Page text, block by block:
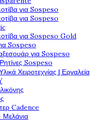
για Sospeso
για Sospeso
για Sospeso Gold
Sospeso
για Sospeso
Sospeso
Χειροτεχνίας | Εργαλεία
Cadence
Μελάνια